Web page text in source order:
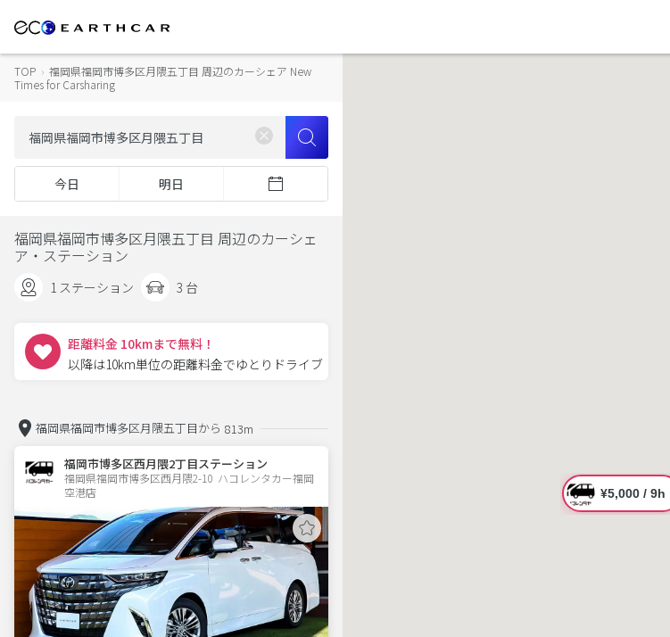
TOP › 福岡県福岡市博多区月隈五丁目 周辺のカーシェア New
Times for Carsharing
今日 明日
福岡県福岡市博多区月隈五丁目 周辺のカーシェ
ア・ステーション
1 ステーション 3 台
距離料金 10kmまで無料！
以降は10km単位の距離料金でゆとりドライブ
福岡県福岡市博多区月隈五丁目から 813m
福岡市博多区西月隈2丁目ステーション
福岡県福岡市博多区西月隈2-10  ハコレンタカー福岡
空港店